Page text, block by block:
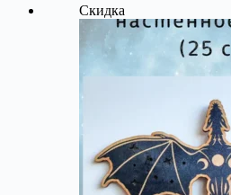
450,00 ₽
несколько
вариаций.
Опции
можно
странице
товара.
Скидка